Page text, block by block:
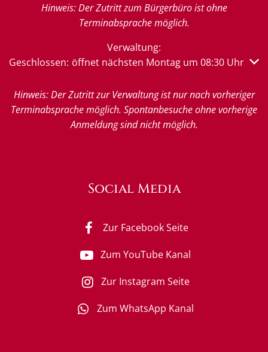
Hinweis: Der Zutritt zum Bürgerbüro ist ohne
Terminabsprache möglich.
Verwaltung:
Klicken, um weitere Öffnungs- oder Schließzeiten
Geschlossen: öffnet nächsten Montag um 08:30 Uhr
Hinweis: Der Zutritt zur Verwaltung ist nur nach vorheriger
Terminabsprache möglich. Spontanbesuche ohne vorherige
Anmeldung sind nicht möglich.
Social Media
Zur Facebook Seite
Zum YouTube Kanal
Zur Instagram Seite
Zum WhatsApp Kanal